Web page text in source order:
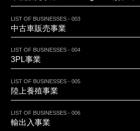
LIST OF BUSINESSES - 003
中古車販売事業
LIST OF BUSINESSES - 004
3PL事業
LIST OF BUSINESSES - 005
陸上養殖事業
LIST OF BUSINESSES - 006
輸出入事業